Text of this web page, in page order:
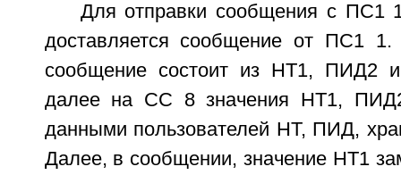
Для отправки сообщения с
доставляется сообщение от ПС1
сообщение состоит из НТ1, ПИД2 и
далее на СС 8 значения НТ1,
данными пользователей НТ, ПИД,
Далее, в сообщении, значение НТ1